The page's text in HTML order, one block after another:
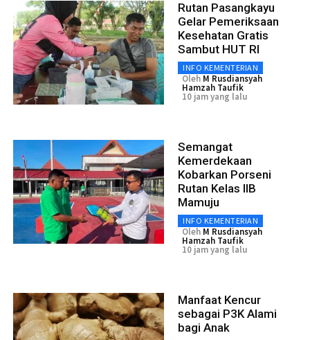
Rutan Pasangkayu
Gelar Pemeriksaan
Kesehatan Gratis
Sambut HUT RI
INFO KEMENTERIAN
Oleh M Rusdiansyah
Hamzah Taufik
10 jam yang lalu
Semangat
Kemerdekaan
Kobarkan Porseni
Rutan Kelas IIB
Mamuju
INFO KEMENTERIAN
Oleh M Rusdiansyah
Hamzah Taufik
10 jam yang lalu
Manfaat Kencur
sebagai P3K Alami
bagi Anak